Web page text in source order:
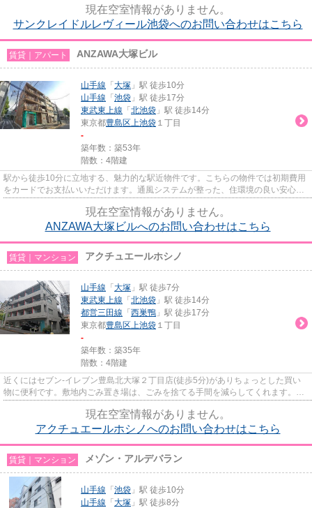
現在空室情報がありません。
サンクレイドルレヴィール池袋へのお問い合わせはこちら
賃貸｜アパート ANZAWA大塚ビル
山手線 「 大塚 」駅 徒歩10分
山手線 「 池袋 」駅 徒歩17分
東武東上線 「 北池袋 」駅 徒歩14分
東京都豊島区上池袋 １丁目
-
築年数：築53年
階数：4階建
駅から徒歩10分に立地する、魅力的な駅近物件です。こちらの物件では初期費用
をカードでお支払いいただけます。通風システムが整った、住環境の良い安心の
現在空室情報がありません。
ANZAWA大塚ビルへのお問い合わせはこちら
賃貸｜マンション アクチュエールホシノ
山手線 「 大塚 」駅 徒歩7分
東武東上線 「 北池袋 」駅 徒歩14分
都営三田線 「 西巣鴨 」駅 徒歩17分
東京都豊島区上池袋 １丁目
-
築年数：築35年
階数：4階建
近くにはセブン-イレブン豊島北大塚２丁目店(徒歩5分)がありちょっとした買い
物に便利です。敷地内ごみ置き場は、ごみを捨てる手間を減らしてくれます。多
現在空室情報がありません。
アクチュエールホシノへのお問い合わせはこちら
賃貸｜マンション メゾン・アルデバラン
山手線 「 池袋 」駅 徒歩10分
山手線 「 大塚 」駅 徒歩8分